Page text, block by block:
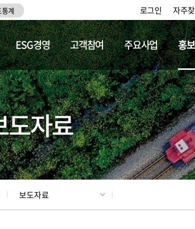
계 로그인 자주
ESG경영 고객참여 주요사업 홍
리 기차소개
도자료
보도자료